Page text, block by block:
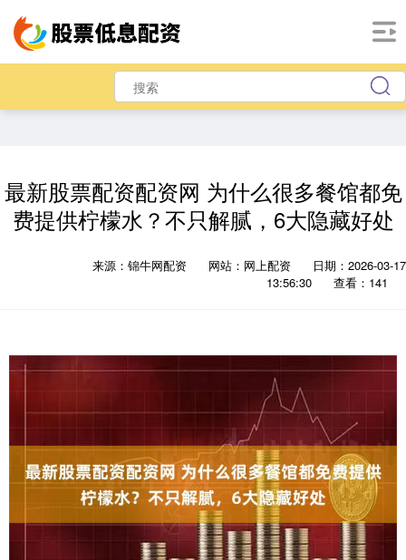
最新股票配资配资网 为什么很多餐馆都免
费提供柠檬水？不只解腻，6大隐藏好处
来源：锦牛网配资 网站：网上配资
日期：2026-03-17
13:56:30
查看：141